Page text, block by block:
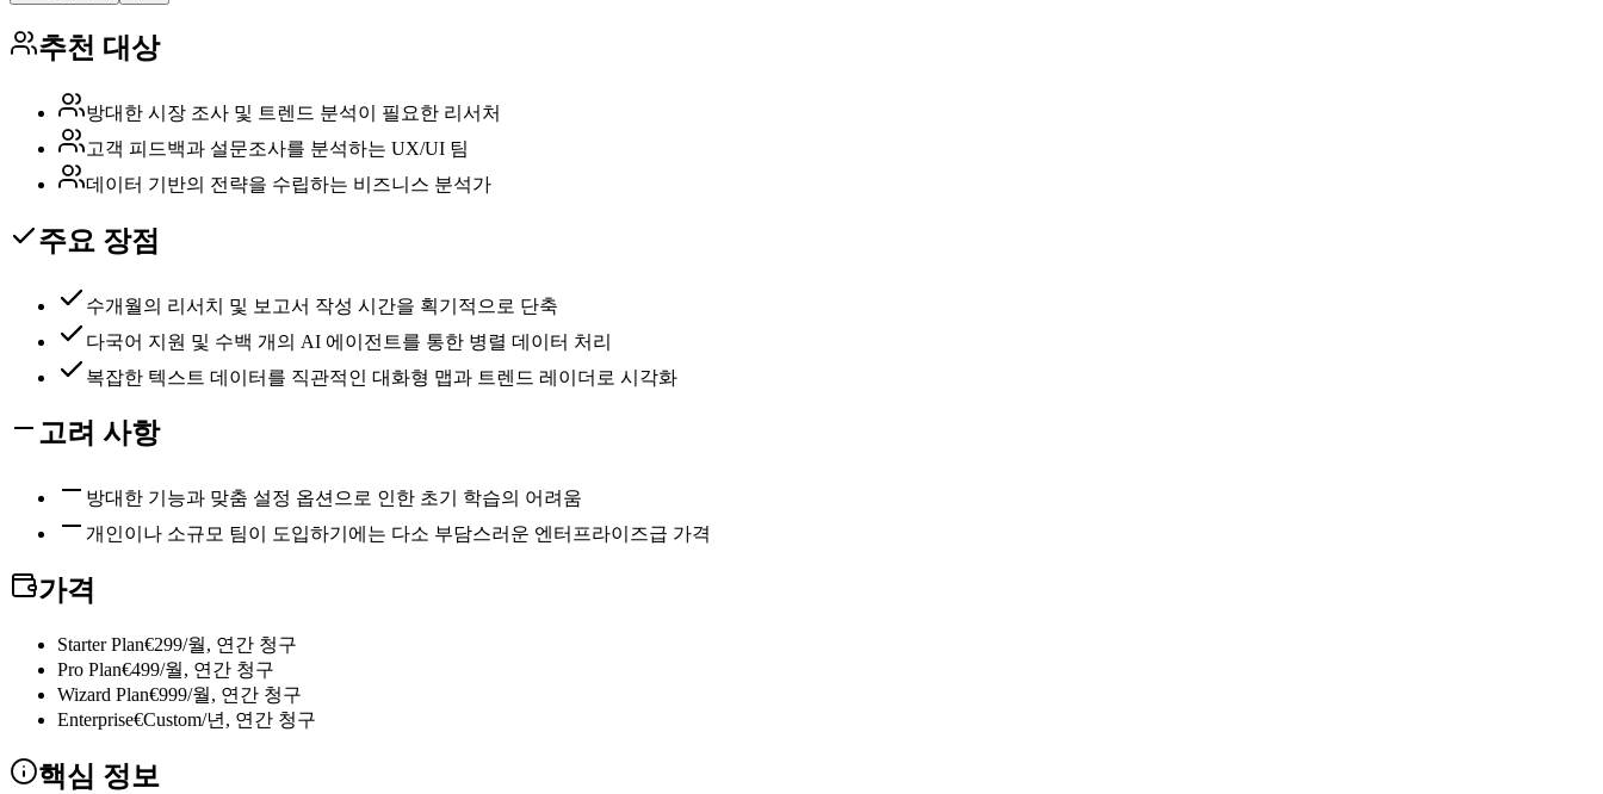
추천 대상
방대한 시장 조사 및 트렌드 분석이 필요한 리서처
고객 피드백과 설문조사를 분석하는 UX/UI 팀
데이터 기반의 전략을 수립하는 비즈니스 분석가
주요 장점
수개월의 리서치 및 보고서 작성 시간을 획기적으로 단축
다국어 지원 및 수백 개의 AI 에이전트를 통한 병렬 데이터 처리
복잡한 텍스트 데이터를 직관적인 대화형 맵과 트렌드 레이더로 시각화
고려 사항
방대한 기능과 맞춤 설정 옵션으로 인한 초기 학습의 어려움
개인이나 소규모 팀이 도입하기에는 다소 부담스러운 엔터프라이즈급 가격
가격
Starter Plan€299/월, 연간 청구
Pro Plan€499/월, 연간 청구
Wizard Plan€999/월, 연간 청구
Enterprise€Custom/년, 연간 청구
핵심 정보